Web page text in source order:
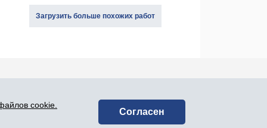
Загрузить больше похожих работ
cookie.
Согласен